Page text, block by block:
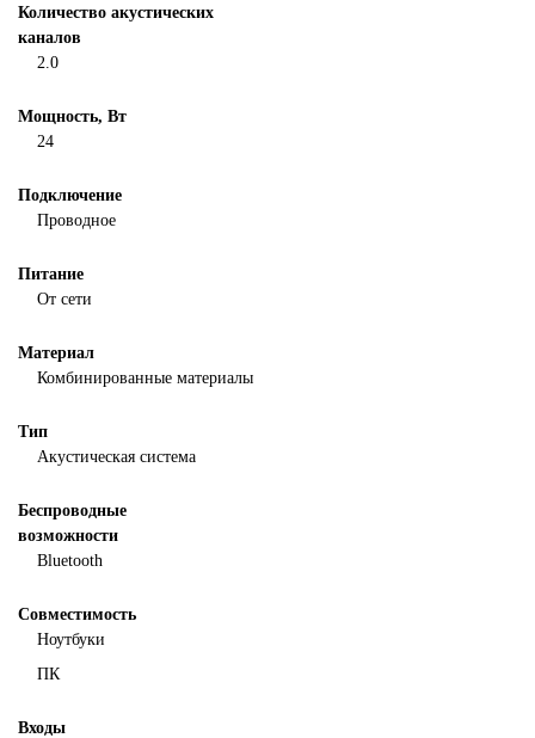
Количество акустических
каналов
2.0
Мощность, Вт
24
Подключение
Проводное
Питание
От сети
Материал
Комбинированные материалы
Тип
Акустическая система
Беспроводные
возможности
Bluetooth
Совместимость
Ноутбуки
ПК
Входы